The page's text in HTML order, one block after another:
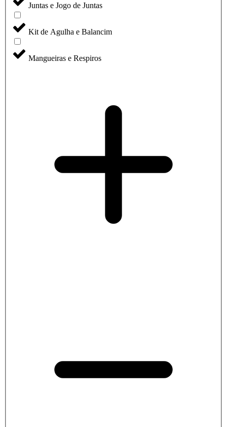
Juntas e Jogo de Juntas
Kit de Agulha e Balancim
Mangueiras e Respiros